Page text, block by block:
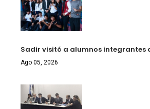
Sadir visitó a alumnos integrantes
Ago 05, 2026